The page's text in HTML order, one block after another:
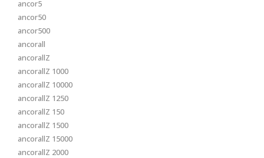
ancor5
ancor50
ancor500
ancorall
ancorallZ
ancorallZ 1000
ancorallZ 10000
ancorallZ 1250
ancorallZ 150
ancorallZ 1500
ancorallZ 15000
ancorallZ 2000